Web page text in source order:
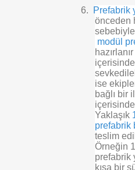
6.
Prefabrik
önceden
sebebiyle
modül
içerisinde
ise
bağlı bir
içerisinde
Yaklaşık
prefabrik
teslim
Örneğin
prefabrik
kısa bir